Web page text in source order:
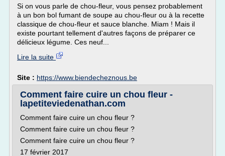
Si on vous parle de chou-fleur, vous pensez probablement
à un bon bol fumant de soupe au chou-fleur ou à la recette
classique de chou-fleur et sauce blanche. Miam ! Mais il
existe pourtant tellement d'autres façons de préparer ce
délicieux légume. Ces neuf...
Lire la suite
Site : https://www.biendecheznous.be
Comment faire cuire un chou fleur -
lapetiteviedenathan.com
Comment faire cuire un chou fleur ?
Comment faire cuire un chou fleur ?
Comment faire cuire un chou fleur ?
17 février 2017